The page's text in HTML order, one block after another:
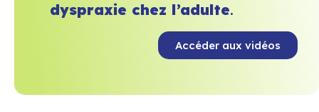
dyspraxie chez l’adulte.
Accéder aux vidéos